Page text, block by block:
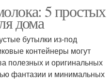
5 простых
дома
бутылки из-под
контейнеры могут
полезных и оригинальных
фантазии и минимальных